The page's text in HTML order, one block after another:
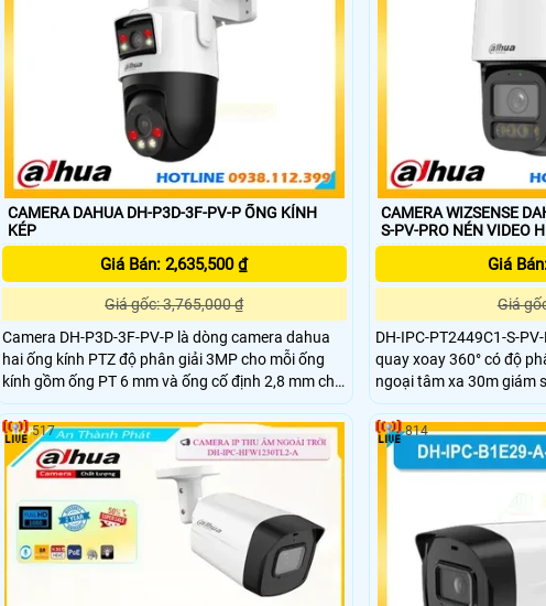
CAMERA DAHUA DH-P3D-3F-PV-P ỐNG KÍNH
KÉP
Giá Bán: 2,635,500 ₫
Giá gốc: 3,765,000 ₫
Camera DH-P3D-3F-PV-P là dòng camera dahua
hai ống kính PTZ độ phân giải 3MP cho mỗi ống
kính gồm ống PT 6 mm và ống cố định 2,8 mm cho
góc rộng 89° và góc hẹp 52°. Cảm biến 1/2,9″
CMOS khẩu độ F1.0 kèm khả năng quay ngang
352° và nghiêng lên 90° giúp giám sát linh động.
Hỗ trợ thẻ nhớ lên đến 256GB lưu trữ vượt trội
CAMERA WIZSENSE
S-PV-PRO NÉN
Giá
Giá
DH-IPC-PT2449C1-S-
quay xoay 360° có độ
ngoại tâm xa 30m giám
đêm. Camera này còn
2 chiều nhờ tích hợp mic
xem từ xa qua web
độc lập nhờ có khay
517 814